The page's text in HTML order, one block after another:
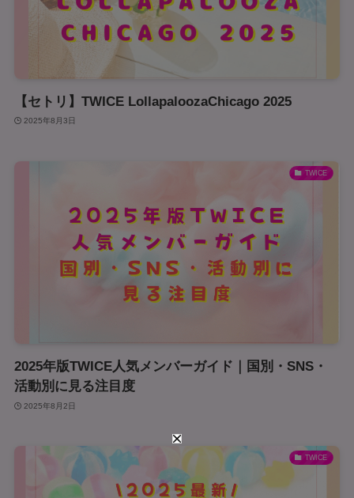
【セトリ】TWICE LollapaloozaChicago 2025
2025年8月3日
TWICE
2025年版TWICE人気メンバーガイド｜国別・SNS・
活動別に見る注目度
2025年8月2日
TWICE